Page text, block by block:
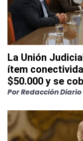
La Unión
ítem
$50.000 y se
PorRedacción